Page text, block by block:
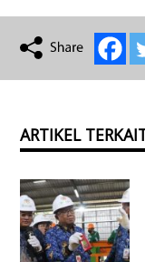
ARTIKEL